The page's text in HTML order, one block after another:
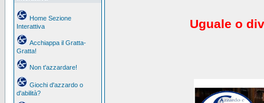
Home Sezione
Interattiva
Acchiappa il Gratta-
Gratta!
Non t'azzardare!
Giochi d'azzardo o
d'abilità?
Uguale o